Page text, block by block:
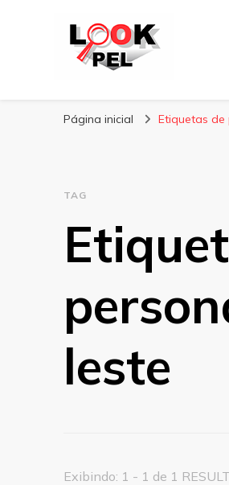
Lookpel
Página inicial Etiquetas de
TAG
leste
Exibindo: 1 - 1 de 1